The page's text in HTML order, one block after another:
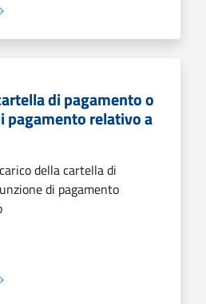
di pagamento o
pagamento relativo a
della cartella di
di pagamento